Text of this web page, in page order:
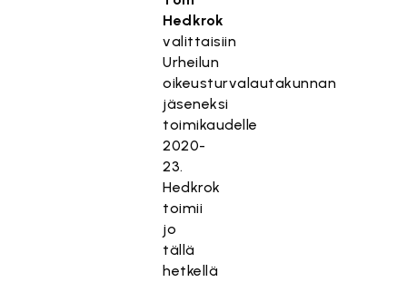
Hedkrok
valittaisiin
Urheilun
oikeusturvalautakunnan
jäseneksi
toimikaudelle
2020-
23.
Hedkrok
toimii
jo
tällä
hetkellä